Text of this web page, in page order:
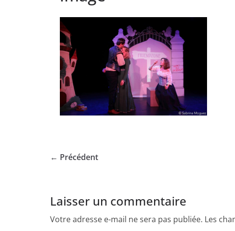
← Précédent
Laisser un commentaire
Votre adresse e-mail ne sera pas publiée. Les